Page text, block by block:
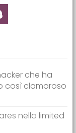
che ha
così clamoroso
nella limited